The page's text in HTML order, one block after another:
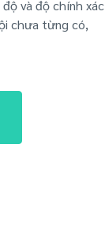
và độ chính xác
chưa từng có,